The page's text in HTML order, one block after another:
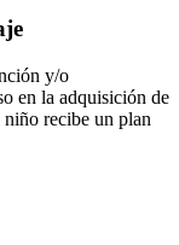
y/o
en la adquisición de
recibe un plan